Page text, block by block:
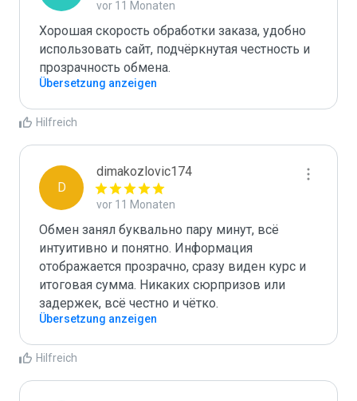
vor 11 Monaten
Хорошая скорость обработки заказа, удобно
использовать сайт, подчёркнутая честность и
прозрачность обмена.
Übersetzung anzeigen
Hilfreich
D
dimakozlovic174
vor 11 Monaten
Обмен занял буквально пару минут, всё
интуитивно и понятно. Информация
отображается прозрачно, сразу виден курс и
итоговая сумма. Никаких сюрпризов или
задержек, всё честно и чётко.
Übersetzung anzeigen
Hilfreich